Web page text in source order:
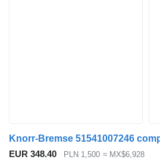
EUR 348.40 PLN 1,500 ≈ MX$6,928